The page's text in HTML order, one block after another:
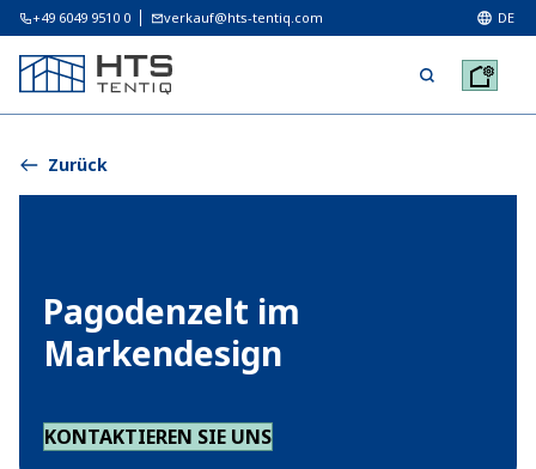
+49 6049 9510 0 verkauf@hts-tentiq.com DE
Zurück
Pagodenzelt im
Markendesign
KONTAKTIEREN SIE UNS